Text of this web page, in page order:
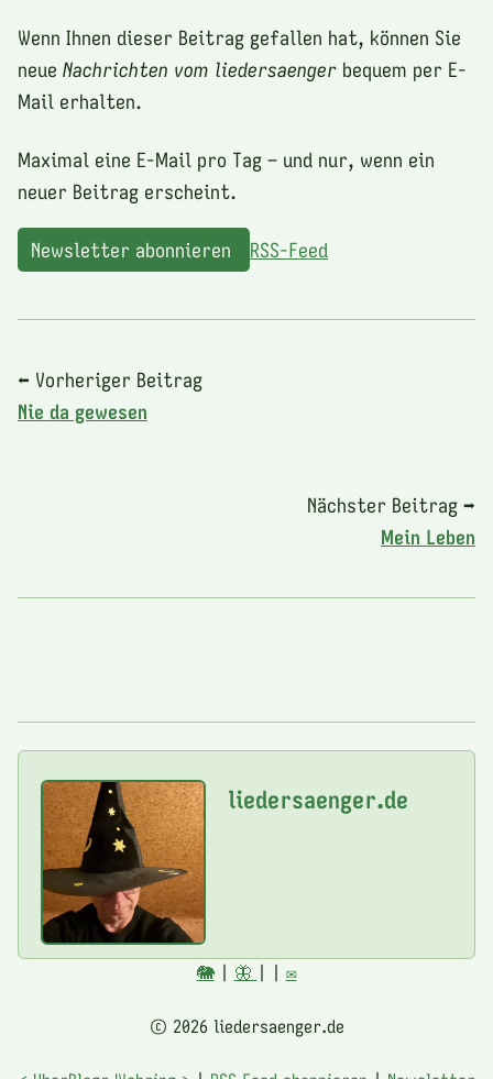
Wenn Ihnen dieser Beitrag gefallen hat, können Sie
neue Nachrichten vom liedersaenger bequem per E-
Mail erhalten.
Maximal eine E-Mail pro Tag – und nur, wenn ein
neuer Beitrag erscheint.
Newsletter abonnieren RSS-Feed
⬅ Vorheriger Beitrag
Nie da gewesen
Nächster Beitrag ➡
Mein Leben
liedersaenger.de
🐘| 🦋 | | ✉️
© 2026 liedersaenger.de